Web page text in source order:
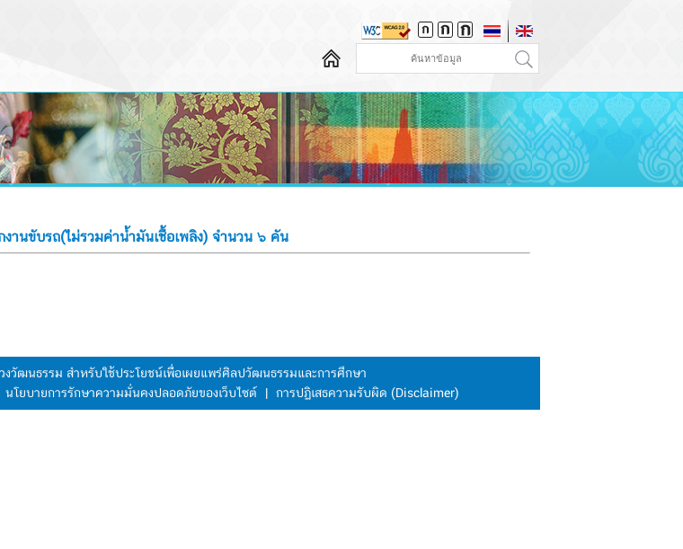
านขับรถ(ไม่รวมค่าน้ำมันเชื้อเพลิง) จำนวน ๖ คัน
วัฒนธรรม สำหรับใช้ประโยชน์เพื่อเผยแพร่ศิลปวัฒนธรรมและการศึกษา
นโยบายการรักษาความมั่นคงปลอดภัยของเว็บไซต์ | การปฏิเสธความรับผิด (Disclaimer)